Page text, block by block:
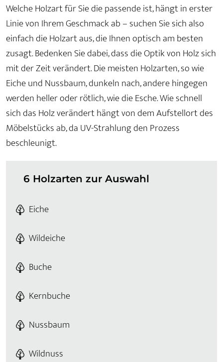
Welche Holzart für Sie die passende ist, hängt in erster
Linie von Ihrem Geschmack ab – suchen Sie sich also
einfach die Holzart aus, die Ihnen optisch am besten
zusagt. Bedenken Sie dabei, dass die Optik von Holz sich
mit der Zeit verändert. Die meisten Holzarten, so wie
Eiche und Nussbaum, dunkeln nach, andere hingegen
werden heller oder rötlich, wie die Esche. Wie schnell
sich das Holz verändert hängt von dem Aufstellort des
Möbelstücks ab, da UV-Strahlung den Prozess
beschleunigt.
6 Holzarten zur Auswahl
Eiche
Wildeiche
Buche
Kernbuche
Nussbaum
Wildnuss